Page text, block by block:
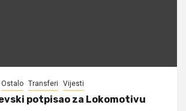
Ostalo Transferi Vijesti
potpisao za Lokomotivu